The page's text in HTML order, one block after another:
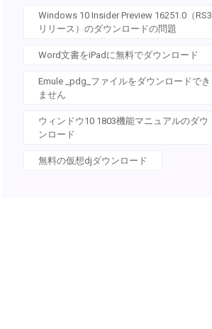
Windows 10 Insider Preview 16251.0（RS3
リリース）のダウンロードの問題
Word文書をiPadに無料でダウンロード
Emule _pdg_ファイルをダウンロードでき
ません
ウィンドウ10 1803機能マニュアルのダウ
ンロード
無料の仮想djダウンロード